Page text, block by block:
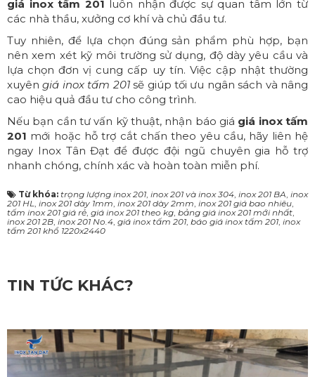
giá inox tấm 201 luôn nhận được sự quan tâm lớn từ
các nhà thầu, xưởng cơ khí và chủ đầu tư.
Tuy nhiên, để lựa chọn đúng sản phẩm phù hợp, bạn
nên xem xét kỹ môi trường sử dụng, độ dày yêu cầu và
lựa chọn đơn vị cung cấp uy tín. Việc cập nhật thường
xuyêngiá inox tấm 201sẽ giúp tối ưu ngân sách và nâng
cao hiệu quả đầu tư cho công trình.
Nếu bạn cần tư vấn kỹ thuật, nhận báo giá giá inox tấm
201 mới hoặc hỗ trợ cắt chấn theo yêu cầu, hãy liên hệ
ngay Inox Tân Đạt để được đội ngũ chuyên gia hỗ trợ
nhanh chóng, chính xác và hoàn toàn miễn phí.
Từ khóa: trọng lượng inox 201, inox 201 và inox 304, inox 201 BA, inox
201 HL, inox 201 dày 1mm, inox 201 dày 2mm, inox 201 giá bao nhiêu,
tấm inox 201 giá rẻ, giá inox 201 theo kg, bảng giá inox 201 mới nhất,
inox 201 2B, inox 201 No.4, giá inox tấm 201, báo giá inox tấm 201, inox
tấm 201 khổ 1220x2440
TIN TỨC KHÁC?